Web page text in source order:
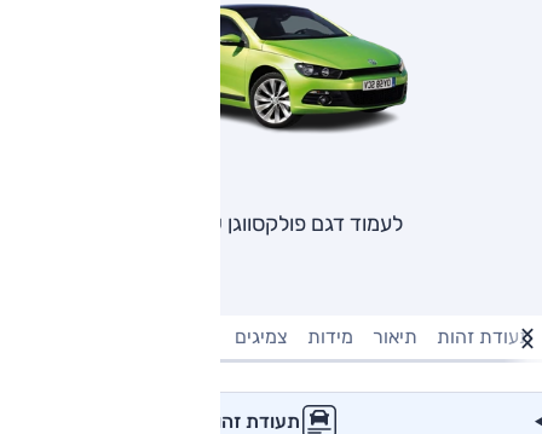
לעמוד דגם פולקסווגן שירוקו
תעודת זהות תיאור מידות צמיגים
תעודת זהות